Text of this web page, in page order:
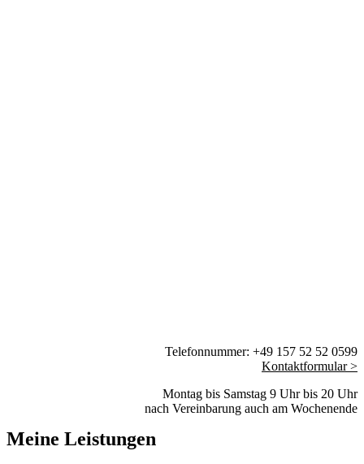
Telefonnummer: +49 157 52 52 0599
Kontaktformular
Montag bis Samstag 9 Uhr bis 20 Uhr
nach Vereinbarung auch am Wochenende
Meine Leistungen